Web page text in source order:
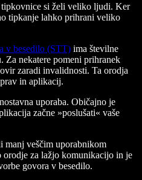
tipkovnice si želi veliko ljudi. Ker
tipkanje lahko prihrani veliko
v besedilo (STT) ima številne
Za nekatere pomeni prihranek
zaradi invalidnosti. Ta orodja
in aplikacij.
uporaba. Običajno je
začne »poslušati« vaše
manj veščim uporabnikom
orodje za lažjo komunikacijo in je
govora v besedilo.